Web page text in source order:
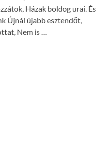
Házak boldog urai. És
Újnál újabb esztendőt,
Nem is …